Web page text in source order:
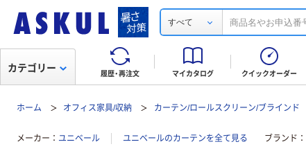
すべて
履歴・再注文 マイカタログ クイックオーダー
カテゴリー
ホーム オフィス家具/収納 カーテン/ロールスクリーン/ブラインド
メーカー ユニベール ユニベールのカーテンを全て見る ブランド